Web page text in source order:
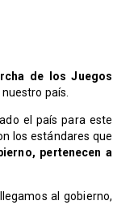
de los Juegos
país.
el país para este
los estándares que
pertenecen a
al gobierno,